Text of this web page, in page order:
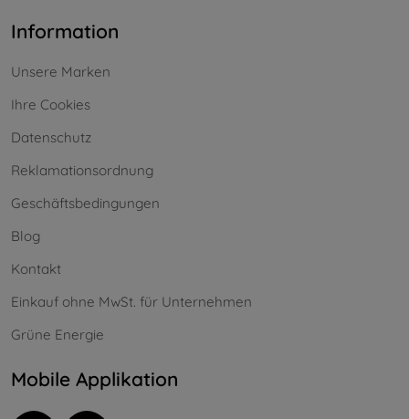
Information
Unsere Marken
Ihre Cookies
Datenschutz
Reklamationsordnung
Geschäftsbedingungen
Blog
Kontakt
Einkauf ohne MwSt. für Unternehmen
Grüne Energie
Mobile Applikation